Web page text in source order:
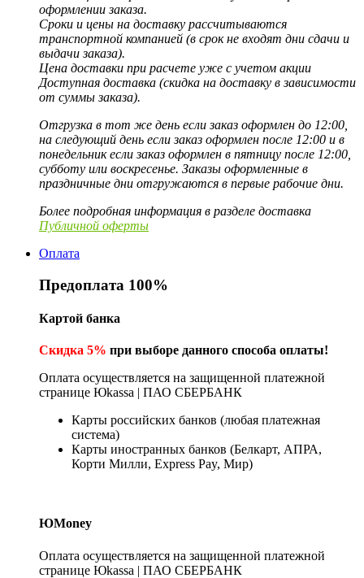
оформлении заказа.
Сроки и цены на доставку рассчитываются
транспортной компанией (в срок не входят дни сдачи и
выдачи заказа).
Цена доставки при расчете уже с учетом акции
Доступная доставка (скидка на доставку в зависимости
от суммы заказа).
Отгрузка в тот же день если заказ оформлен до 12:00,
на следующий день если заказ оформлен после 12:00 и в
понедельник если заказ оформлен в пятницу после 12:00,
субботу или воскресенье. Заказы оформленные в
праздничные дни отгружаются в первые рабочие дни.
Более подробная информация в разделе доставка
Публичной оферты
Оплата
Предоплата 100%
Картой банка
Скидка 5% при выборе данного способа оплаты!
Оплата осуществляется на защищенной платежной
странице Юkassa | ПАО СБЕРБАНК
Карты российских банков (любая платежная
система)
Карты иностранных банков (Белкарт, АПРА,
Корти Милли, Express Pay, Мир)
ЮMoney
Оплата осуществляется на защищенной платежной
странице Юkassa | ПАО СБЕРБАНК